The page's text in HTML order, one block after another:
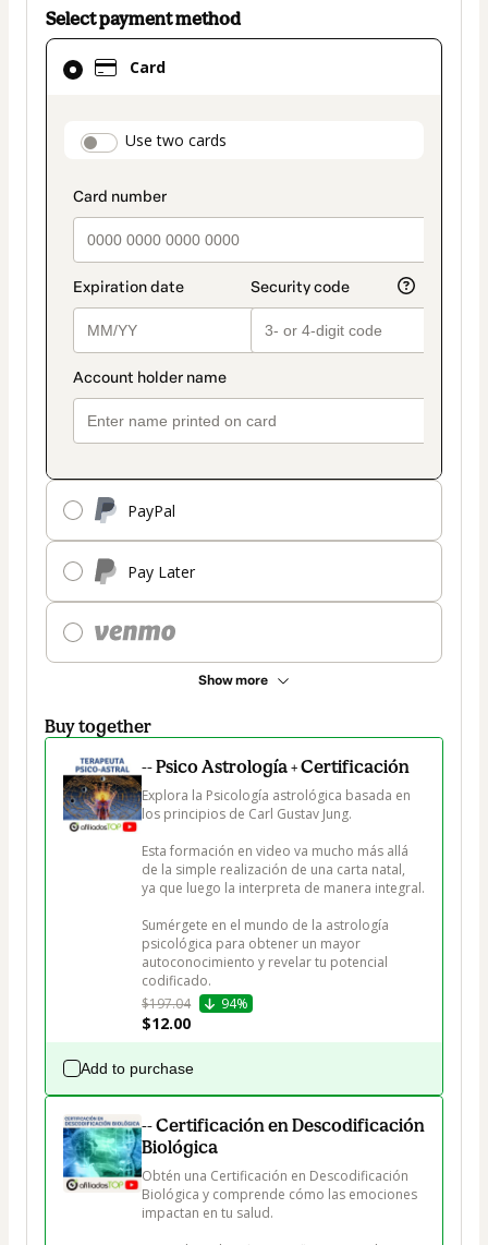
Select payment method
Card
payment_data.section_title_v2
Use two cards
PayPal
Pay Later
Show more
Card
selected
method
Buy together
-- Psico Astrología + Certificación
Explora la Psicología astrológica basada en
los principios de Carl Gustav Jung.
Esta formación en video va mucho más allá
de la simple realización de una carta natal,
ya que luego la interpreta de manera integral.
Sumérgete en el mundo de la astrología
psicológica para obtener un mayor
autoconocimiento y revelar tu potencial
codificado.
$197.04
94%
$12.00
Add to purchase
-- Certificación en Descodificación
Biológica
Obtén una Certificación en Descodificación
Biológica y comprende cómo las emociones
impactan en tu salud.